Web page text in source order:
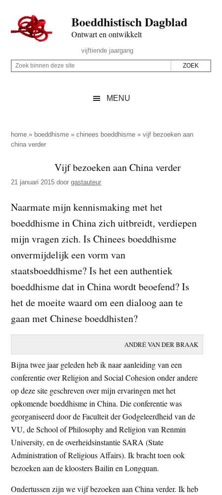
naar
de
inhoud
secondary
naar
de
sidebar
naar
de
Boeddhistisch Dagblad
Ontwart en ontwikkelt
Rechts
vijftiende jaargang
Z
p
d
z
s
i
e
Z
i
n
n
e
z
i
t
e
MENU
home » boeddhisme »chinees boeddhisme »vijf bezoeken aan
china verder
Vijf bezoeken aan China verder
21 januari 2015 doorgastauteur
Naarmate mijn kennismaking met het
boeddhisme in China zich uitbreidt, verdiepen
mijn vragen zich. Is Chinees boeddhisme
onvermijdelijk een vorm van
staatsboeddhisme? Is het een authentiek
boeddhisme dat in China wordt beoefend? Is
het de moeite waard om een dialoog aan te
gaan met Chinese boeddhisten?
ANDRÉ VAN DER BRAAK
Bijna twee jaar geleden heb ik naar aanleiding van een
conferentie over Religion and Social Cohesion onder andere
op deze site geschreven over mijn ervaringen met het
opkomende boeddhisme in China. Die conferentie was
georganiseerd door de Faculteit der Godgeleerdheid van de
VU, de School of Philosophy and Religion van Renmin
University, en de overheidsinstantie SARA (State
Administration of Religious Affairs). Ik bracht toen ook
bezoeken aan de kloosters Bailin en Longquan.
Ondertussen zijn we vijf bezoeken aan China verder. Ik heb